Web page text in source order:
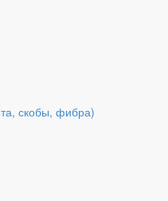
скобы, фибра)